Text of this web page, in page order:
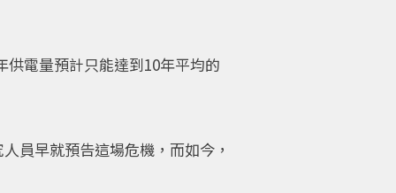
電量預計只能達到10年平均的
員早就預告這場危機，而如今，